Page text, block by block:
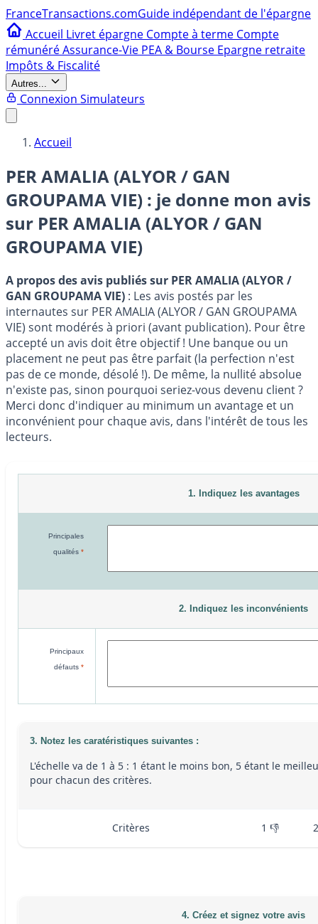
FranceTransactions.comGuide indépendant de l'épargne
Accueil Livret épargne Compte à terme Compte
rémunéréAssurance-Vie PEA & Bourse Epargne retraite
Impôts & Fiscalité
Autres...
Connexion Simulateurs
Accueil
PER AMALIA (ALYOR / GAN
GROUPAMA VIE) : je donne mon avis
sur PER AMALIA (ALYOR / GAN
GROUPAMA VIE)
A propos des avis publiés sur PER AMALIA (ALYOR /
GAN GROUPAMA VIE) : Les avis postés par les
internautes sur PER AMALIA (ALYOR / GAN GROUPAMA
VIE) sont modérés à priori (avant publication). Pour être
accepté un avis doit être objectif ! Une banque ou un
placement ne peut pas être parfait (la perfection n'est
pas de ce monde, désolé !). De même, la nullité absolue
n'existe pas, sinon pourquoi seriez-vous devenu client ?
Merci donc d'indiquer au minimum un avantage et un
inconvénient pour chaque avis, dans l'intérêt de tous les
lecteurs.
1. Indiquez les avantages
Principales
qualités *
2. Indiquez les inconvénients
Principaux
défauts *
3. Notez les caratéristiques suivantes :
L'échelle va de 1 à 5 : 1 étant le moins bon, 5 étant le
pour chacun des critères.
Critères 1 👎 2
4. Créez et signez votre avis